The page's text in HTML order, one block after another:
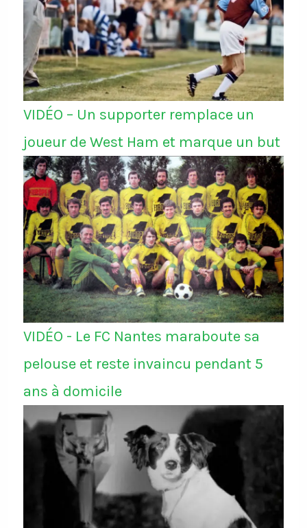
VIDÉO – Un supporter remplace un
joueur de West Ham et marque un but
VIDÉO - Le FC Nantes maraboute sa
pelouse et reste invaincu pendant 5
ans à domicile